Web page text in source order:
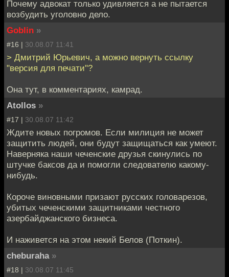
Почему адвокат только удивляется а не пытается
возбудить уголовно дело.
Goblin »
#16 | 30.08.07 11:41
> Дмитрий Юрьевич, а можно вернуть ссылку
"версия для печати"?
Она тут, в комментариях, камрад.
Atollos »
#17 | 30.08.07 11:42
Ждите новых погромов. Если милиция не может
защитить людей, они будут защищаться как умеют.
Наверняка наши чеченские друзья скинулись по
штучке баксов да и помогли следователю какому-
нибудь.
Короче виновными призают русских головарезов,
убитых чеченскими защитниками честного
азербайджанского бизнеса.
И наживется на этом некий Белов (Поткин).
cheburaha »
#18 | 30.08.07 11:45